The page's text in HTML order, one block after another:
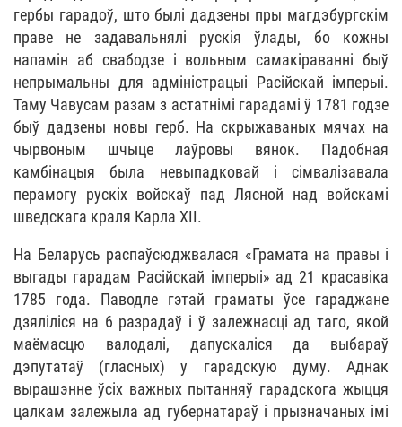
гербы гарадоў, што былі дадзены пры магдэбургскім
праве не задавальнялі рускія ўлады, бо кожны
напамін аб свабодзе і вольным самакіраванні быў
непрымальны для адміністрацыі Расійскай імперыі.
Таму Чавусам разам з астатнімі гарадамі ў 1781 годзе
быў дадзены новы герб. На скрыжаваных мячах на
чырвоным шчыце лаўровы вянок. Падобная
камбінацыя была невыпадковай і сімвалізавала
перамогу рускіх войскаў пад Лясной над войскамі
шведскага краля Карла ХІІ.
На Беларусь распаўсюджвалася «Грамата на правы і
выгады гарадам Расійскай імперыі» ад 21 красавіка
1785 года. Паводле гэтай граматы ўсе гараджане
дзяліліся на 6 разрадаў і ў залежнасці ад таго, якой
маёмасцю валодалі, дапускаліся да выбараў
дэпутатаў (гласных) у гарадскую думу. Аднак
вырашэнне ўсіх важных пытанняў гарадскога жыцця
цалкам залежыла ад губернатараў і прызначаных імі